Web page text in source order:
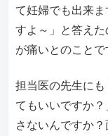
て妊婦でも出来
すよ～」と答え
が痛いとのことで
担当医の先生に
てもいいですか
さないんですか